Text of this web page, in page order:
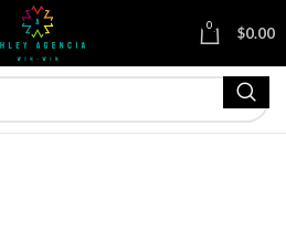
0 $0.00